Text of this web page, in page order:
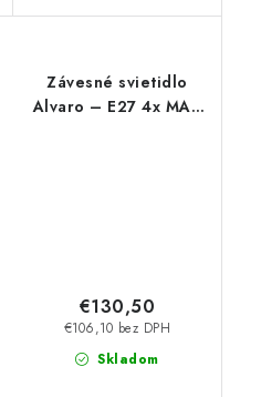
Závesné svietidlo
Alvaro – E27 4x MAX
Skladom
€106,10 bez DPH
€130,50